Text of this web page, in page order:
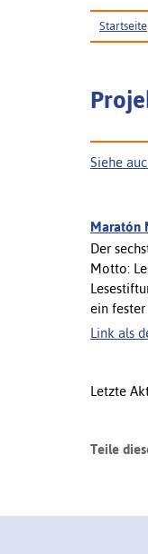
Startseite
Siehe
Maratón
Der
Motto:
ein fester
Link als
Letzte
Teile